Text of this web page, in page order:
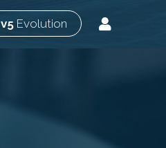
v5 Evolution